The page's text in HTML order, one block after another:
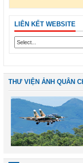
LIÊN KẾT WEBSITE
THƯ VIỆN ẢNH QUÂN